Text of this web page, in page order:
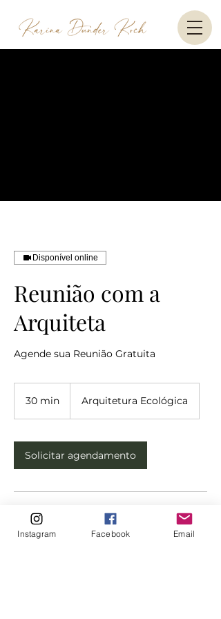
Disponível online
Reunião com a
Arquiteta
Agende sua Reunião Gratuita
30 min
i
n
Arquitetura Ecológica
Solicitar agendamento
Informações de contato
Instagram Facebook Email